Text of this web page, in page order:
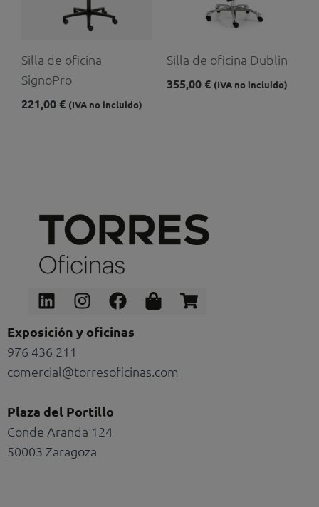
Silla de oficina
SignoPro
221,00€ (IVA no incluido)
Silla de oficina Dublin
355,00€ (IVA no incluido)
LinkedinInstagram
Facebook
Shopping-
bag
Shopping-
cart
Exposición y oficinas
976 436 211
comercial@torresoficinas.com
Plaza del Portillo
Conde Aranda 124
50003 Zaragoza